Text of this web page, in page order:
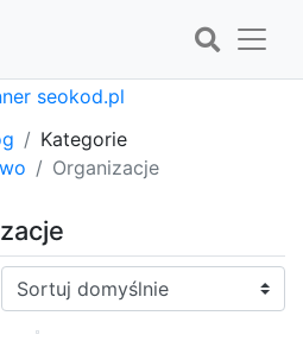
Kategorie
Organizacje
Sortuj: